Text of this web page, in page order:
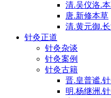
清.吴仪洛.
唐.新修本草
清.黄元御.
针灸正道
针灸杂谈
针灸案例
针灸古籍
晋.皇普谧.
明.杨继洲.